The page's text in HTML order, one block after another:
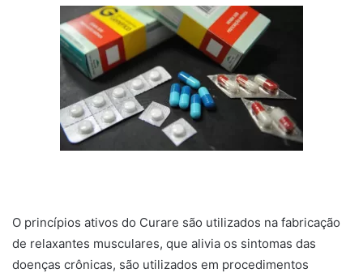
O princípios ativos do Curare são utilizados na fabricação
de relaxantes musculares, que alivia os sintomas das
doenças crônicas, são utilizados em procedimentos